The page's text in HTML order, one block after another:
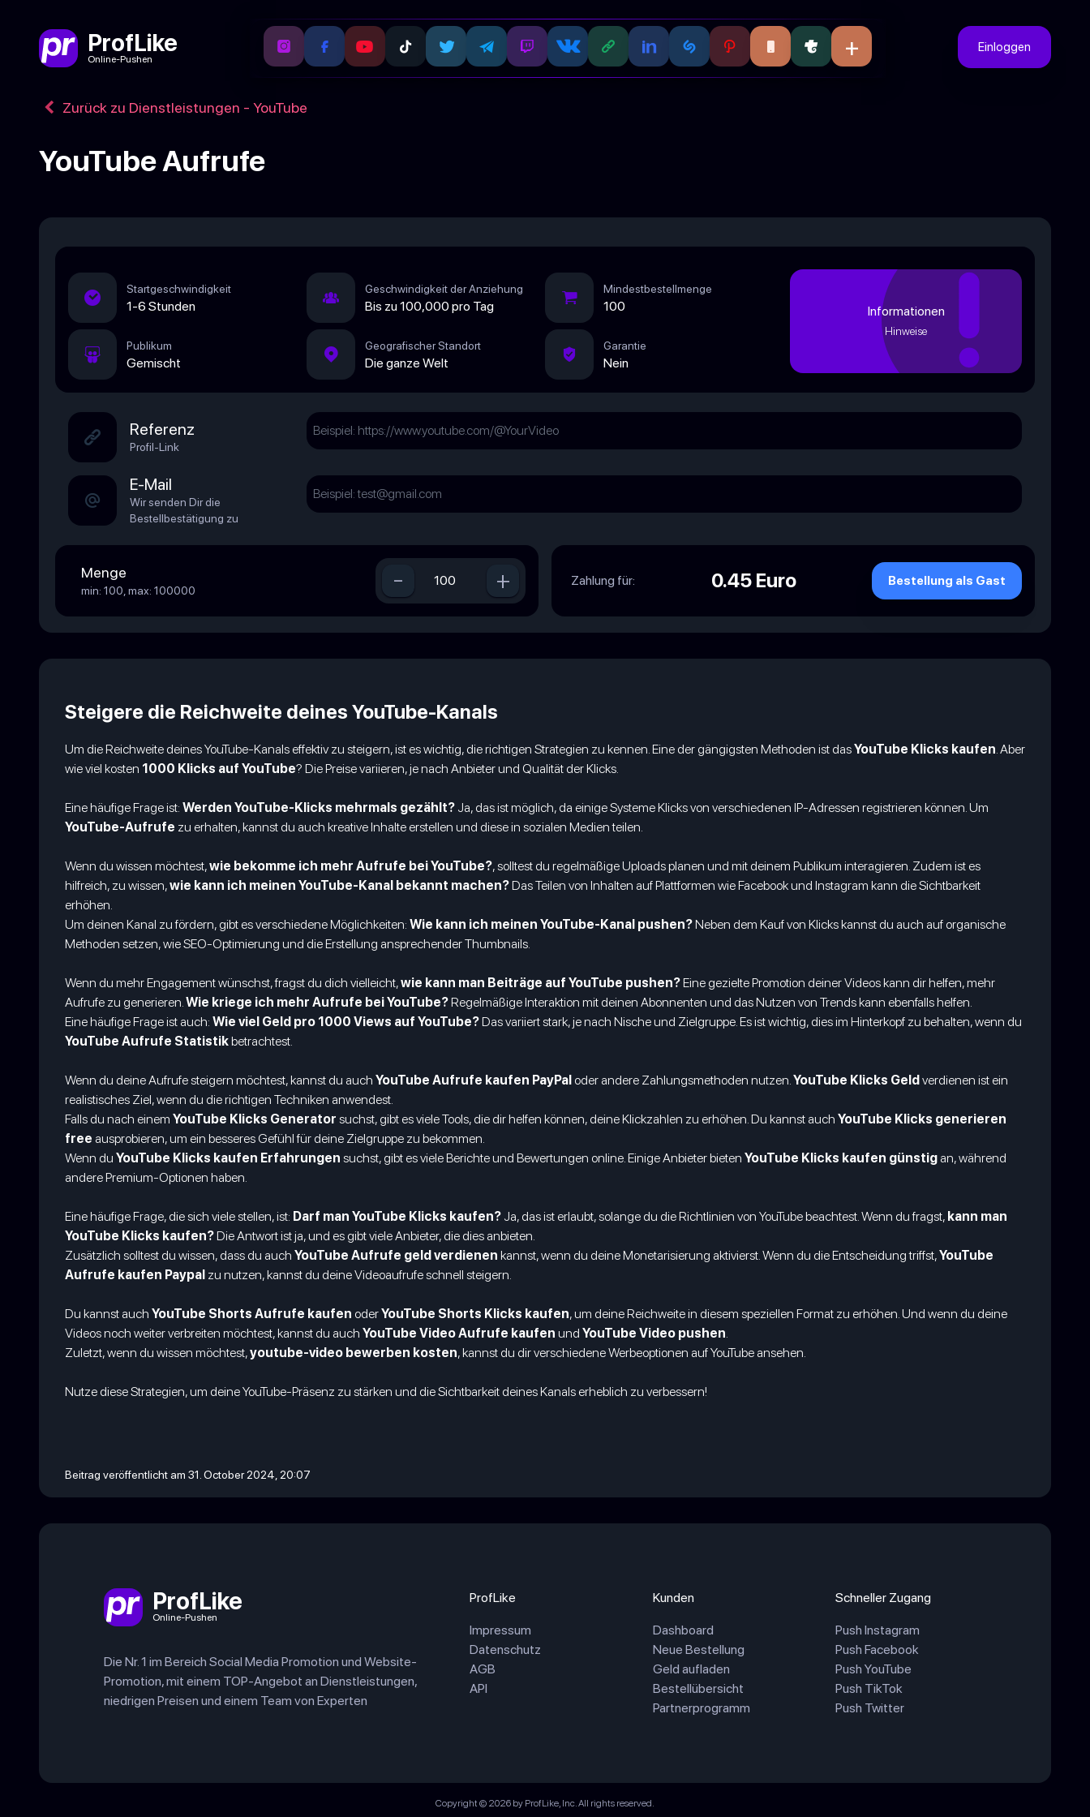
ProfLike
Online-Pushen + Einloggen
Zurück zu Dienstleistungen - YouTube
YouTube Aufrufe
Startgeschwindigkeit
1-6 Stunden
Geschwindigkeit der Anziehung
Bis zu 100,000 pro Tag
Mindestbestellmenge
100
Publikum
Gemischt
Geografischer Standort
Die ganze Welt
Garantie
Nein
Informationen
Hinweise
Referenz
Profil-Link
E-Mail
Wir senden Dir die
Bestellbestätigung zu
Menge
min: 100, max: 100000 - + Zahlung für: 0.45 Euro Bestellung als Gast
Steigere die Reichweite deines YouTube-Kanals
Um die Reichweite deines YouTube-Kanals effektiv zu steigern, ist es wichtig, die richtigen Strategien zu kennen. Eine der gängigsten Methoden ist dasYouTube Klicks kaufen. Aber
wie viel kosten 1000 Klicks auf YouTube? Die Preise variieren, je nach Anbieter und Qualität der Klicks.
Eine häufige Frage ist: Werden YouTube-Klicks mehrmals gezählt? Ja, das ist möglich, da einige Systeme Klicks von verschiedenen IP-Adressen registrieren können. Um
YouTube-Aufrufe zu erhalten, kannst du auch kreative Inhalte erstellen und diese in sozialen Medien teilen.
Wenn du wissen möchtest,wie bekomme ich mehr Aufrufe bei YouTube?, solltest du regelmäßige Uploads planen und mit deinem Publikum interagieren. Zudem ist es
hilfreich, zu wissen,wie kann ich meinen YouTube-Kanal bekannt machen?Das Teilen von Inhalten auf Plattformen wie Facebook und Instagram kann die Sichtbarkeit
erhöhen.
Um deinen Kanal zu fördern, gibt es verschiedene Möglichkeiten: Wie kann ich meinen YouTube-Kanal pushen?Neben dem Kauf von Klicks kannst du auch auf organische
Methoden setzen, wie SEO-Optimierung und die Erstellung ansprechender Thumbnails.
Wenn du mehr Engagement wünschst, fragst du dich vielleicht,wie kann man Beiträge auf YouTube pushen?Eine gezielte Promotion deiner Videos kann dir helfen, mehr
Aufrufe zu generieren.Wie kriege ich mehr Aufrufe bei YouTube?Regelmäßige Interaktion mit deinen Abonnenten und das Nutzen von Trends kann ebenfalls helfen.
Eine häufige Frage ist auch: Wie viel Geld pro 1000 Views auf YouTube?Das variiert stark, je nach Nische und Zielgruppe. Es ist wichtig, dies im Hinterkopf zu behalten, wenn du
YouTube Aufrufe Statistikbetrachtest.
Wenn du deine Aufrufe steigern möchtest, kannst du auch YouTube Aufrufe kaufen PayPal oder andere Zahlungsmethoden nutzen.YouTube Klicks Geldverdienen ist ein
realistisches Ziel, wenn du die richtigen Techniken anwendest.
Falls du nach einem YouTube Klicks Generator suchst, gibt es viele Tools, die dir helfen können, deine Klickzahlen zu erhöhen. Du kannst auch YouTube Klicks generieren
free ausprobieren, um ein besseres Gefühl für deine Zielgruppe zu bekommen.
Wenn du YouTube Klicks kaufen Erfahrungen suchst, gibt es viele Berichte und Bewertungen online. Einige Anbieter bieten YouTube Klicks kaufen günstig an, während
andere Premium-Optionen haben.
Eine häufige Frage, die sich viele stellen, ist: Darf man YouTube Klicks kaufen? Ja, das ist erlaubt, solange du die Richtlinien von YouTube beachtest. Wenn du fragst, kann man
YouTube Klicks kaufen?Die Antwort ist ja, und es gibt viele Anbieter, die dies anbieten.
Zusätzlich solltest du wissen, dass du auch YouTube Aufrufe geld verdienen kannst, wenn du deine Monetarisierung aktivierst. Wenn du die Entscheidung triffst,YouTube
Aufrufe kaufen Paypal zu nutzen, kannst du deine Videoaufrufe schnell steigern.
Du kannst auch YouTube Shorts Aufrufe kaufen oderYouTube Shorts Klicks kaufen, um deine Reichweite in diesem speziellen Format zu erhöhen. Und wenn du deine
Videos noch weiter verbreiten möchtest, kannst du auch YouTube Video Aufrufe kaufen und YouTube Video pushen.
Zuletzt, wenn du wissen möchtest,youtube-video bewerben kosten, kannst du dir verschiedene Werbeoptionen auf YouTube ansehen.
Nutze diese Strategien, um deine YouTube-Präsenz zu stärken und die Sichtbarkeit deines Kanals erheblich zu verbessern!
Beitrag veröffentlicht am 31. October 2024, 20:07
ProfLike
Online-Pushen
Die Nr. 1 im Bereich Social Media Promotion und Website-
Promotion, mit einem TOP-Angebot an Dienstleistungen,
niedrigen Preisen und einem Team von Experten
ProfLike
Impressum
Datenschutz
AGB
API
Kunden
Dashboard
Neue Bestellung
Geld aufladen
Bestellübersicht
Partnerprogramm
Schneller Zugang
Push Instagram
Push Facebook
Push YouTube
Push TikTok
Push Twitter
Copyright © 2026 by ProfLike, Inc. All rights reserved.